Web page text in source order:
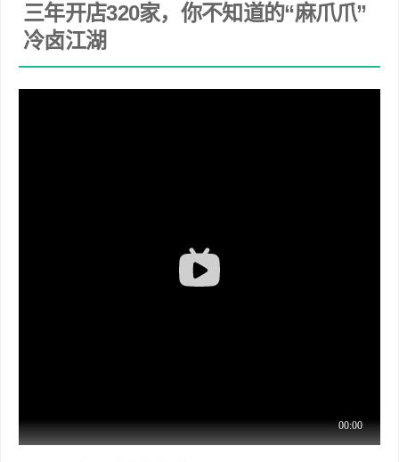
三年开店320家，你不知道的“麻爪爪”
冷卤江湖